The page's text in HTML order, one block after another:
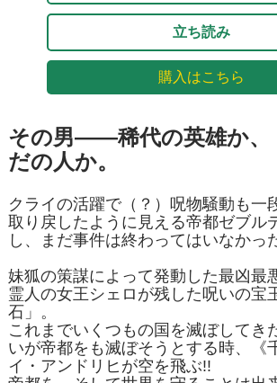
その男――稀代の英雄か、
だの人か。
クライの活躍で（？）呪物騒動も一
取り戻したように見える帝都ゼブル
し、まだ事件は終わってはいなかっ
妹狐の策謀によって発動した最凶
霊人の女王シェロが残した呪いの宝
石」。
これまでいくつもの国を滅ぼしてき
いが帝都をも滅ぼそうとする時、《
イ・アンドリヒが空を飛ぶ!!
立ち読み
購入はこちら